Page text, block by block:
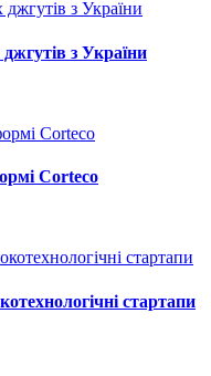
з України
Corteco
стартапи